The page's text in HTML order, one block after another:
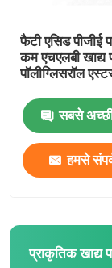
केक जेल
ईपीई फोम एडिटिव
फैटी एसिड पीजीई
कम एचएलबी खाद्य
पॉलीग्लिसरॉल
सबसे
हमसे
प्राकृतिक खाद्य